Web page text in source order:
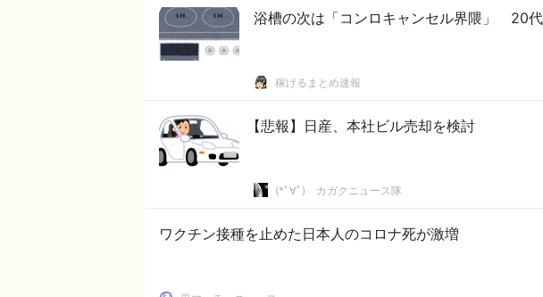
浴槽の次は「コンロキャンセル界隈」 20
稼げるまとめ速報
【悲報】日産、本社ビル売却を検討
(*ﾟ∀ﾟ)ゞカガクニュース隊
ワクチン接種を止めた日本人のコロナ死が激増